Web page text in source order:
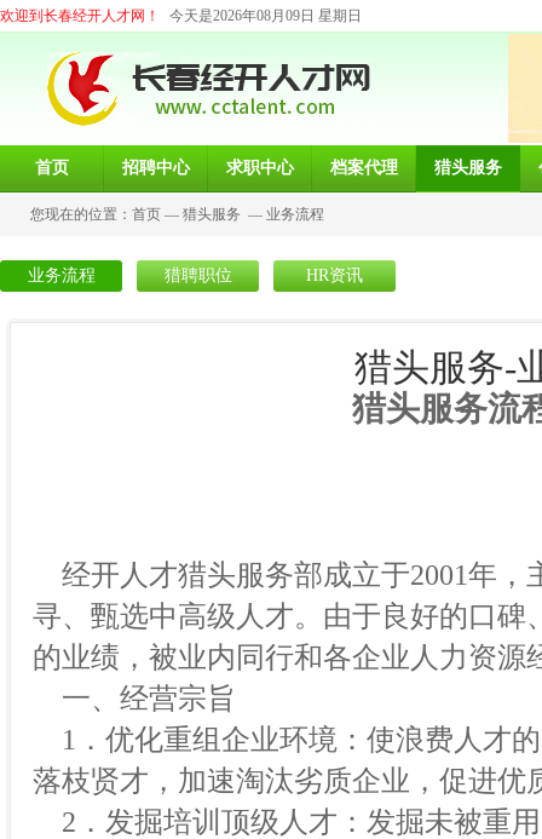
欢迎到长春经开人才网！ 今天是2026年08月09日 星期日
首页 招聘中心 求职中心 档案代理 猎头服务
您现在的位置： 首页 — 猎头服务 — 业务流程
业务流程 猎聘职位 HR资讯
猎头服务-
猎头服务流
经开人才猎头服务部成立于2001年，
寻、甄选中高级人才。由于良好的口
的业绩，被业内同行和各企业人力资源
一、经营宗旨
1．优化重组企业环境：使浪费人才
落枝贤才，加速淘汰劣质企业，促进优
2．发掘培训顶级人才：发掘未被重